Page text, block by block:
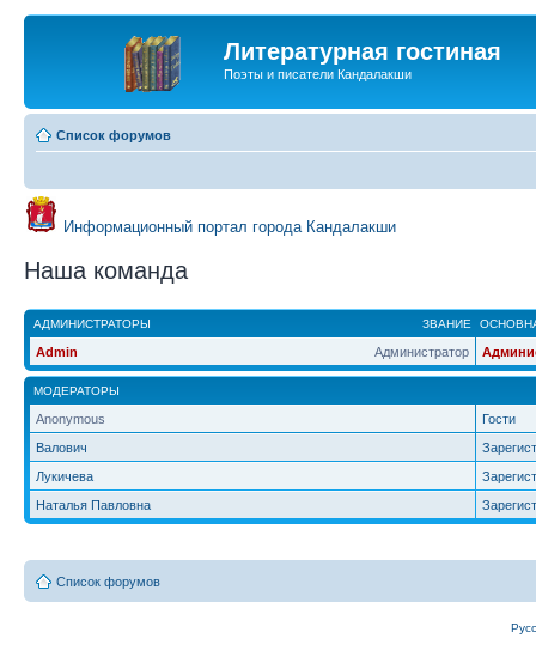
Литературная гостиная
Поэты и писатели Кандалакши
Список форумов
Информационный портал города Кандалакши
Наша команда
ЗВАНИЕ
АДМИНИСТРАТОРЫ
Администратор
Admin
МОДЕРАТОРЫ
Anonymous
Гости
Валович
Лукичева
Наталья Павловна
Список форумов